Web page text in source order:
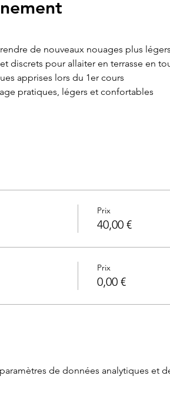
de nouveaux nouages plus
discrets pour allaiter en terrasse en
apprises lors du 1er cours
pratiques, légers et confortables
Prix
40,00 €
Prix
0,00 €
de données analytiques et